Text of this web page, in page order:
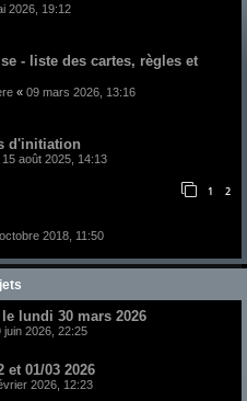
2026, 19:12
- liste des cartes, règles et
« 09 mars 2026, 13:16
d'initiation
15 août 2025, 14:13
1 2
2018, 11:50
lundi 30 mars 2026
juin 2026, 22:25
et 01/03 2026
2026, 12:23